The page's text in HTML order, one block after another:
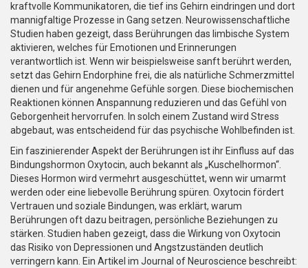
kraftvolle Kommunikatoren, die tief ins Gehirn eindringen und dort
mannigfaltige Prozesse in Gang setzen. Neurowissenschaftliche
Studien haben gezeigt, dass Berührungen das limbische System
aktivieren, welches für Emotionen und Erinnerungen
verantwortlich ist. Wenn wir beispielsweise sanft berührt werden,
setzt das Gehirn Endorphine frei, die als natürliche Schmerzmittel
dienen und für angenehme Gefühle sorgen. Diese biochemischen
Reaktionen können Anspannung reduzieren und das Gefühl von
Geborgenheit hervorrufen. In solch einem Zustand wird Stress
abgebaut, was entscheidend für das psychische Wohlbefinden ist.
Ein faszinierender Aspekt der Berührungen ist ihr Einfluss auf das
Bindungshormon Oxytocin, auch bekannt als „Kuschelhormon“.
Dieses Hormon wird vermehrt ausgeschüttet, wenn wir umarmt
werden oder eine liebevolle Berührung spüren. Oxytocin fördert
Vertrauen und soziale Bindungen, was erklärt, warum
Berührungen oft dazu beitragen, persönliche Beziehungen zu
stärken. Studien haben gezeigt, dass die Wirkung von Oxytocin
das Risiko von Depressionen und Angstzuständen deutlich
verringern kann. Ein Artikel im Journal of Neuroscience beschreibt: